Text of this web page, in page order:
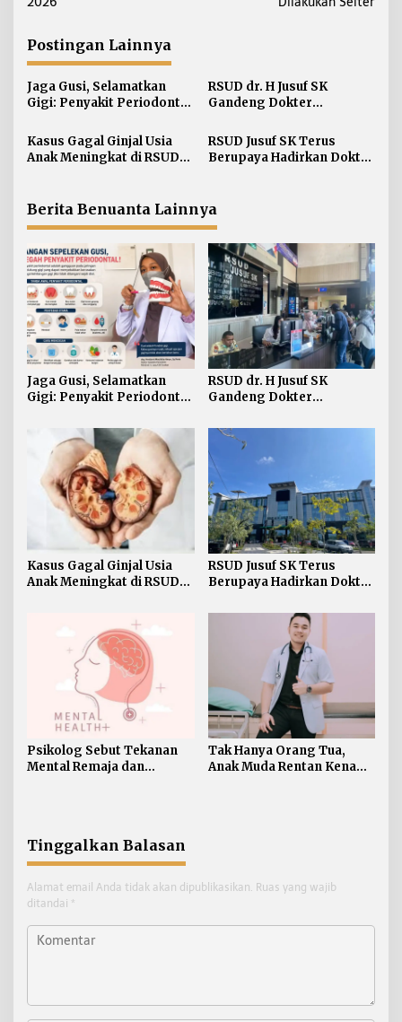
g
a
s
i
o
Postingan Lainnya
Jaga Gusi, Selamatkan
Gigi: Penyakit Periodontal
RSUD dr. H Jusuf SK
Gandeng Dokter
Onkologi Baru
Kasus Gagal Ginjal Usia
Anak Meningkat di RSUD
RSUD Jusuf SK Terus
Berupaya Hadirkan Dokter
Berita Benuanta Lainnya
Jaga Gusi, Selamatkan
Gigi: Penyakit Periodontal
RSUD dr. H Jusuf SK
Gandeng Dokter
Onkologi Baru
Kasus Gagal Ginjal Usia
Anak Meningkat di RSUD
RSUD Jusuf SK Terus
Berupaya Hadirkan Dokter
Psikolog Sebut Tekanan
Mental Remaja dan
Tak Hanya Orang Tua,
Anak Muda Rentan Kena
Tinggalkan Balasan
Alamat email Anda tidak akan dipublikasikan. Ruas yang wajib
ditandai *